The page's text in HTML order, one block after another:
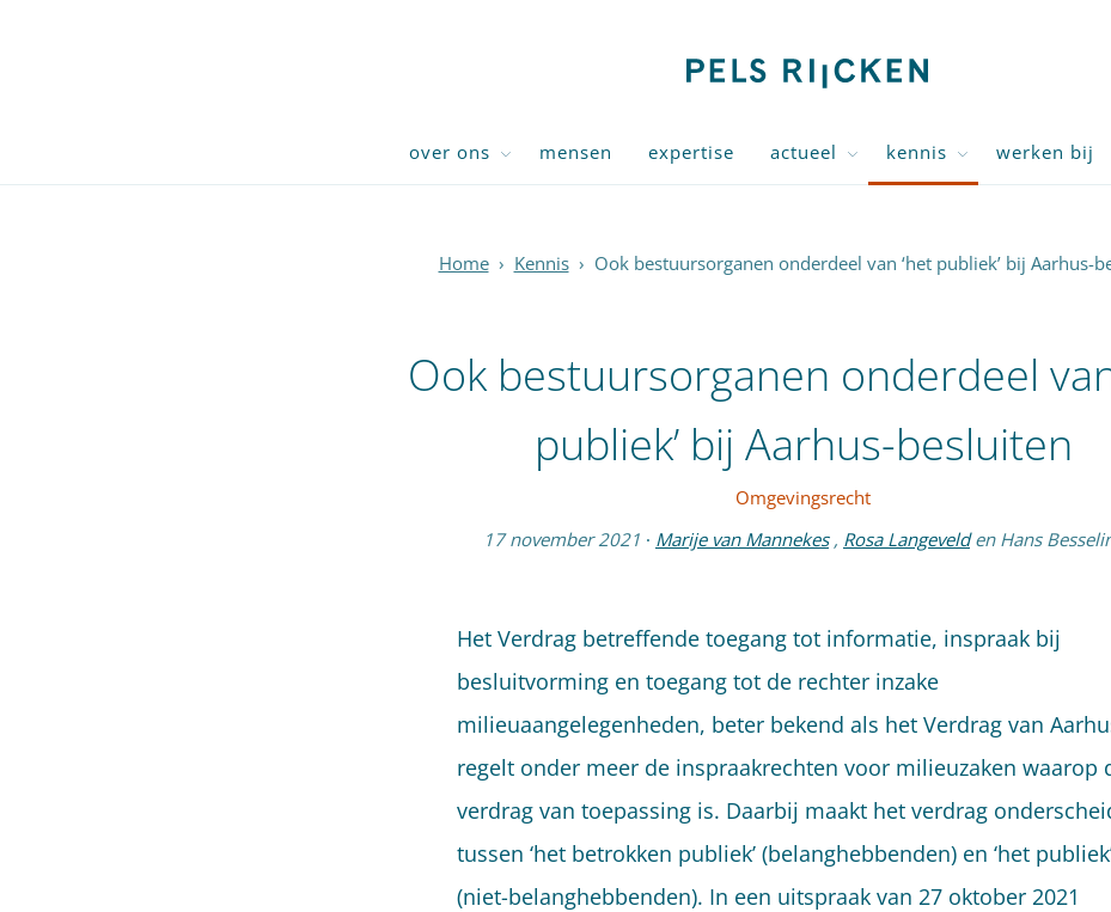
over ons mensen expertise actueel kennis werken bij
Home › Kennis › Ook bestuursorganen onderdeel van ‘het publiek’ bij Aarhus-
Ook bestuursorganen onderdeel
publiek’ bij Aarhus-besluiten
Omgevingsrecht
17 november 2021 · Marije van Mannekes , Rosa Langeveld en Hans
Het Verdrag betreffende toegang tot informatie, inspraak bij
besluitvorming en toegang tot de rechter inzake
milieuaangelegenheden, beter bekend als het Verdrag van
regelt onder meer de inspraakrechten voor milieuzaken waarop
verdrag van toepassing is. Daarbij maakt het verdrag
tussen ‘het betrokken publiek’ (belanghebbenden) en ‘het
(niet-belanghebbenden). In een uitspraak van 27 oktober 2021